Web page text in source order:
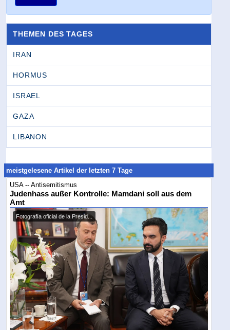
THEMEN DES TAGES
IRAN
HORMUS
ISRAEL
GAZA
LIBANON
meistgelesene Artikel der letzten 7 Tage
USA -- Antisemitismus
Judenhass außer Kontrolle: Mamdani soll aus dem
Amt
Fotografía oficial de la Presid...